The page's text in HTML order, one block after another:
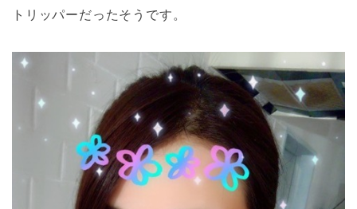
トリッパーだったそうです。